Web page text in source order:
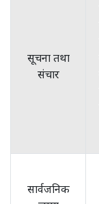
सूचना तथा
संचार
सार्वजनिक